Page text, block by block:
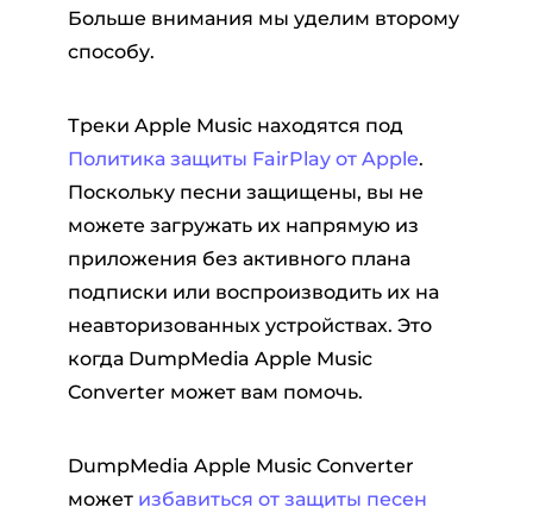
Больше внимания мы уделим второму
способу.
Треки Apple Music находятся под
Политика защиты FairPlay от Apple.
Поскольку песни защищены, вы не
можете загружать их напрямую из
приложения без активного плана
подписки или воспроизводить их на
неавторизованных устройствах. Это
когда DumpMedia Apple Music
Converter может вам помочь.
DumpMedia Apple Music Converter
может избавиться от защиты песен